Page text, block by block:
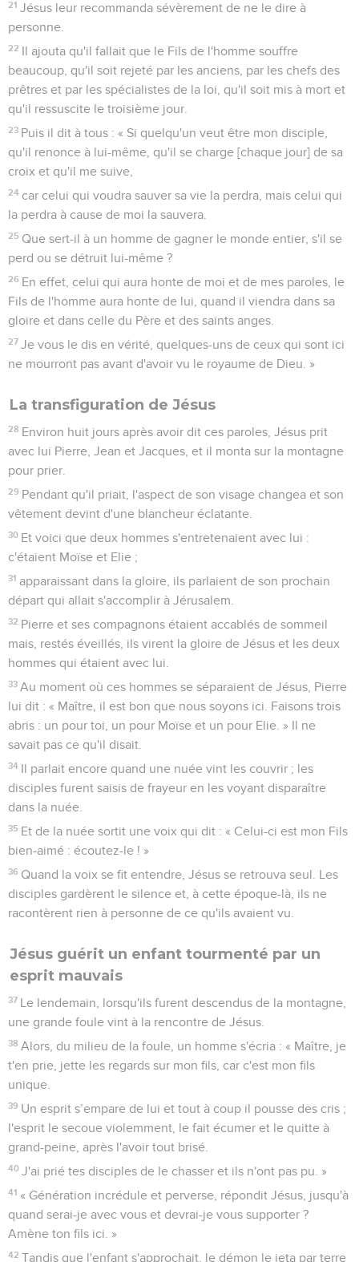
21 Jésus leur recommanda sévèrement de ne le dire à
personne.
22 Il ajouta qu'il fallait que le Fils de l'homme souffre
beaucoup, qu'il soit rejeté par les anciens, par les chefs des
prêtres et par les spécialistes de la loi, qu'il soit mis à mort et
qu'il ressuscite le troisième jour.
23 Puis il dit à tous : « Si quelqu'un veut être mon disciple,
qu'il renonce à lui-même, qu'il se charge [chaque jour] de sa
croix et qu'il me suive,
24 car celui qui voudra sauver sa vie la perdra, mais celui qui
la perdra à cause de moi la sauvera.
25 Que sert-il à un homme de gagner le monde entier, s'il se
perd ou se détruit lui-même ?
26 En effet, celui qui aura honte de moi et de mes paroles, le
Fils de l'homme aura honte de lui, quand il viendra dans sa
gloire et dans celle du Père et des saints anges.
27 Je vous le dis en vérité, quelques-uns de ceux qui sont ici
ne mourront pas avant d'avoir vu le royaume de Dieu. »
La transfiguration de Jésus
28 Environ huit jours après avoir dit ces paroles, Jésus prit
avec lui Pierre, Jean et Jacques, et il monta sur la montagne
pour prier.
29 Pendant qu'il priait, l'aspect de son visage changea et son
vêtement devint d'une blancheur éclatante.
30 Et voici que deux hommes s'entretenaient avec lui :
c'étaient Moïse et Elie ;
31 apparaissant dans la gloire, ils parlaient de son prochain
départ qui allait s'accomplir à Jérusalem.
32 Pierre et ses compagnons étaient accablés de sommeil
mais, restés éveillés, ils virent la gloire de Jésus et les deux
hommes qui étaient avec lui.
33 Au moment où ces hommes se séparaient de Jésus, Pierre
lui dit : « Maître, il est bon que nous soyons ici. Faisons trois
abris : un pour toi, un pour Moïse et un pour Elie. » Il ne
savait pas ce qu'il disait.
34 Il parlait encore quand une nuée vint les couvrir ; les
disciples furent saisis de frayeur en les voyant disparaître
dans la nuée.
35 Et de la nuée sortit une voix qui dit : « Celui-ci est mon Fils
bien-aimé : écoutez-le ! »
36 Quand la voix se fit entendre, Jésus se retrouva seul. Les
disciples gardèrent le silence et, à cette époque-là, ils ne
racontèrent rien à personne de ce qu'ils avaient vu.
Jésus guérit un enfant tourmenté par un
esprit mauvais
37 Le lendemain, lorsqu'ils furent descendus de la montagne,
une grande foule vint à la rencontre de Jésus.
38 Alors, du milieu de la foule, un homme s'écria : « Maître, je
t'en prie, jette les regards sur mon fils, car c'est mon fils
unique.
39 Un esprit s’empare de lui et tout à coup il pousse des cris ;
l'esprit le secoue violemment, le fait écumer et le quitte à
grand-peine, après l'avoir tout brisé.
40 J'ai prié tes disciples de le chasser et ils n'ont pas pu. »
41 « Génération incrédule et perverse, répondit Jésus, jusqu'à
quand serai-je avec vous et devrai-je vous supporter ?
Amène ton fils ici. »
42 Tandis que l'enfant s'approchait, le démon le jeta par terre